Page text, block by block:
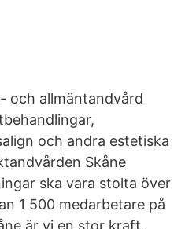
och allmäntandvård
och andra estetiska
Skåne
ska vara stolta över
1 500 medarbetare på
är vi en stor kraft.